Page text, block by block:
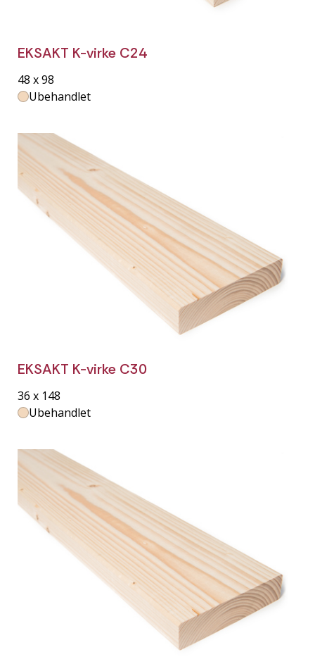
EKSAKT K-virke C24
48 x 98
Ubehandlet
EKSAKT K-virke C30
36 x 148
Ubehandlet